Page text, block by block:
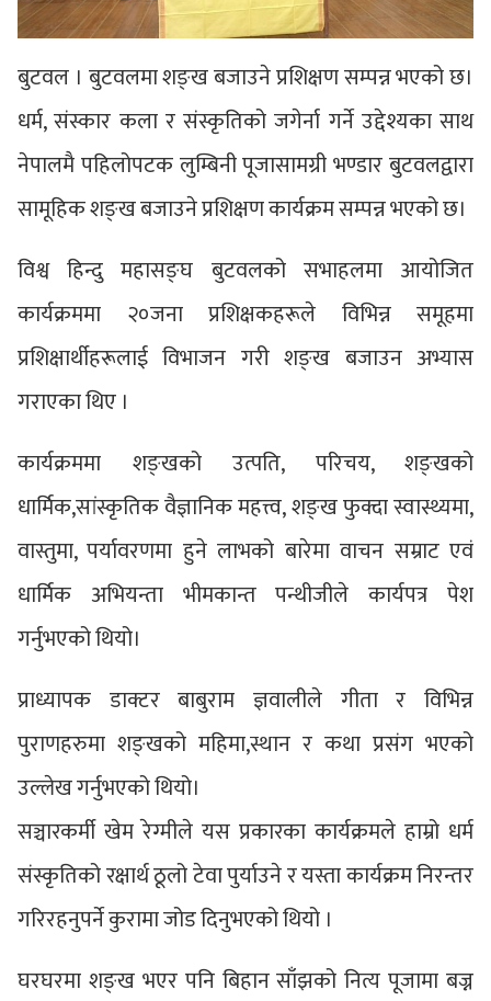
बुटवल । बुटवलमा शङ्ख बजाउने प्रशिक्षण सम्पन्न भएको छ।
धर्म, संस्कार कला र संस्कृतिको जगेर्ना गर्ने उद्देश्यका साथ
नेपालमै पहिलोपटक लुम्बिनी पूजासामग्री भण्डार बुटवलद्वारा
सामूहिक शङ्ख बजाउने प्रशिक्षण कार्यक्रम सम्पन्न भएको छ।
विश्व हिन्दु महासङ्घ बुटवलको सभाहलमा आयोजित
कार्यक्रममा २०जना प्रशिक्षकहरूले विभिन्न समूहमा
प्रशिक्षार्थीहरूलाई विभाजन गरी शङ्ख बजाउन अभ्यास
गराएका थिए ।
कार्यक्रममा शङ्खको उत्पति, परिचय, शङ्खको
धार्मिक,सांस्कृतिक वैज्ञानिक महत्त्व, शङ्ख फुक्दा स्वास्थ्यमा,
वास्तुमा, पर्यावरणमा हुने लाभको बारेमा वाचन सम्राट एवं
धार्मिक अभियन्ता भीमकान्त पन्थीजीले कार्यपत्र पेश
गर्नुभएको थियो।
प्राध्यापक डाक्टर बाबुराम ज्ञवालीले गीता र विभिन्न
पुराणहरुमा शङ्खको महिमा,स्थान र कथा प्रसंग भएको
उल्लेख गर्नुभएको थियो।
सञ्चारकर्मी खेम रेग्मीले यस प्रकारका कार्यक्रमले हाम्रो धर्म
संस्कृतिको रक्षार्थ ठूलो टेवा पुर्याउने र यस्ता कार्यक्रम निरन्तर
गरिरहनुपर्ने कुरामा जोड दिनुभएको थियो ।
घरघरमा शङ्ख भएर पनि बिहान साँझको नित्य पूजामा बज्न